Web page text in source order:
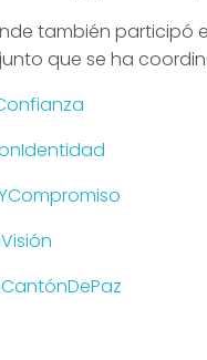
también participó
que se ha